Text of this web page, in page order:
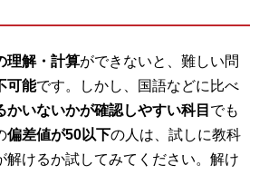
理解・計算ができないと、難しい問
可能です。しかし、国語などに比べ
かいないかが確認しやすい科目 でも
偏差値が50以下の人は、試しに教科
解けるか試してみてください。解け